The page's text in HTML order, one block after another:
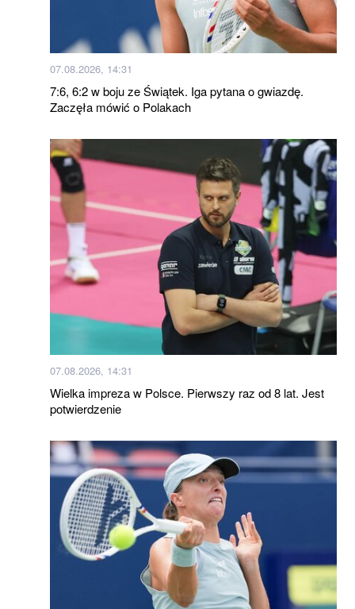
07.08.2026, 14:31
7:6, 6:2 w boju ze Świątek. Iga pytana o gwiazdę.
Zaczęła mówić o Polakach
07.08.2026, 14:31
Wielka impreza w Polsce. Pierwszy raz od 8 lat. Jest
potwierdzenie